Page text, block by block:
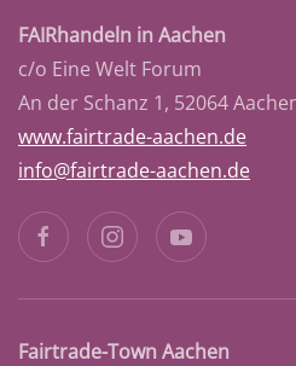
FAIRhandeln in Aachen
c/o Eine Welt Forum
An der Schanz 1, 52064
www.fairtrade-aachen.de
info@fairtrade-aachen.de
Fairtrade-Town Aachen